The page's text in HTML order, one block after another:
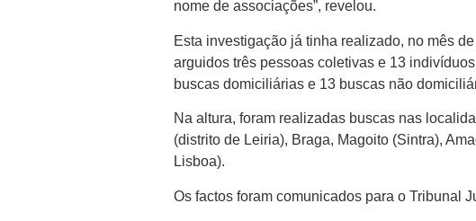
nome de associações”, revelou.
Esta investigação já tinha realizado, no mês
arguidos três pessoas coletivas e 13
buscas domiciliárias e 13 buscas não
Na altura, foram realizadas buscas nas
(distrito de Leiria), Braga, Magoito (Sintra),
Lisboa).
Os factos foram comunicados para o Tribunal